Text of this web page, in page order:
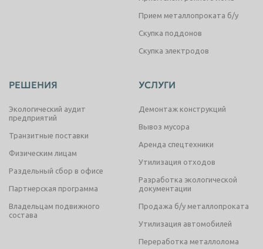
Прием металлопроката б/у
Скупка поддонов
Скупка электродов
РЕШЕНИЯ
Экологический аудит
предприятий
Транзитные поставки
Физическим лицам
Раздельный сбор в офисе
Партнерская программа
Владельцам подвижного
состава
УСЛУГИ
Демонтаж конструкций
Вывоз мусора
Аренда спецтехники
Утилизация отходов
Разработка экологической
документации
Продажа б/у металлопроката
Утилизация автомобилей
Переработка металлолома